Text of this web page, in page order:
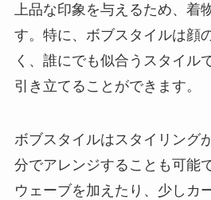
上品な印象を与えるため、着
す。特に、ボブスタイルは顔
く、誰にでも似合うスタイル
引き立てることができます。
ボブスタイルはスタイリング
分でアレンジすることも可能
ウェーブを加えたり、少しカ